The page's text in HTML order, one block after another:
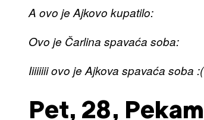
A ovo je Ajkovo kupatilo:
Ovo je Čarlina spavaća soba:
Iiiiiiii ovo je Ajkova spavaća soba :(
Pet, 28, Pekam